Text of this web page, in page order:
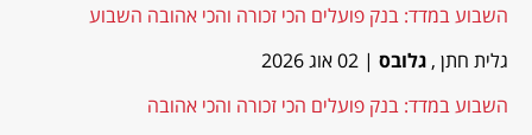
השבוע במדד: בנק פועלים הכי זכורה והכי אהובה השבוע
גלית חתן , גלובס | 02 אוג 2026
השבוע במדד: בנק פועלים הכי זכורה והכי אהובה